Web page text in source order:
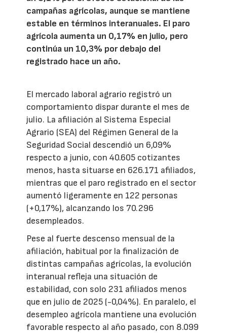
campañas agrícolas, aunque se mantiene
estable en términos interanuales. El paro
agrícola aumenta un 0,17% en julio, pero
continúa un 10,3% por debajo del
registrado hace un año.
El mercado laboral agrario registró un
comportamiento dispar durante el mes de
julio. La afiliación al Sistema Especial
Agrario (SEA) del Régimen General de la
Seguridad Social descendió un 6,09%
respecto a junio, con 40.605 cotizantes
menos, hasta situarse en 626.171 afiliados,
mientras que el paro registrado en el sector
aumentó ligeramente en 122 personas
(+0,17%), alcanzando los 70.296
desempleados.
Pese al fuerte descenso mensual de la
afiliación, habitual por la finalización de
distintas campañas agrícolas, la evolución
interanual refleja una situación de
estabilidad, con solo 231 afiliados menos
que en julio de 2025 (-0,04%). En paralelo, el
desempleo agrícola mantiene una evolución
favorable respecto al año pasado, con 8.099